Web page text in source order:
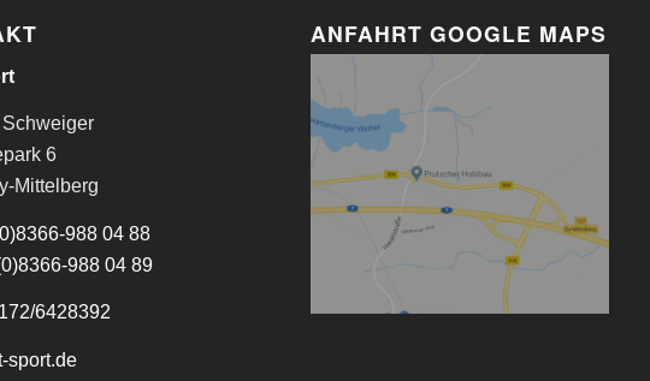
6
Mittelberg
988 04 88
988 04 89
6428392
sport.de
ANFAHRT GOOGLE MAPS